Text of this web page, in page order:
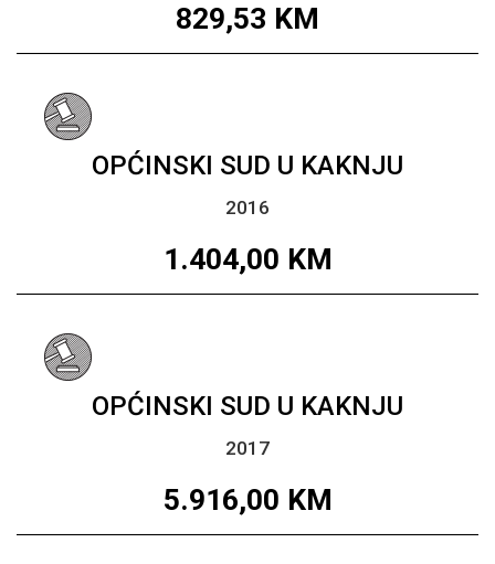
829,53 KM
OPĆINSKI SUD U KAKNJU
2016
1.404,00 KM
OPĆINSKI SUD U KAKNJU
2017
5.916,00 KM